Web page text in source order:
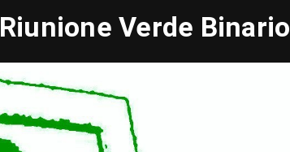
Riunione Verde Binario